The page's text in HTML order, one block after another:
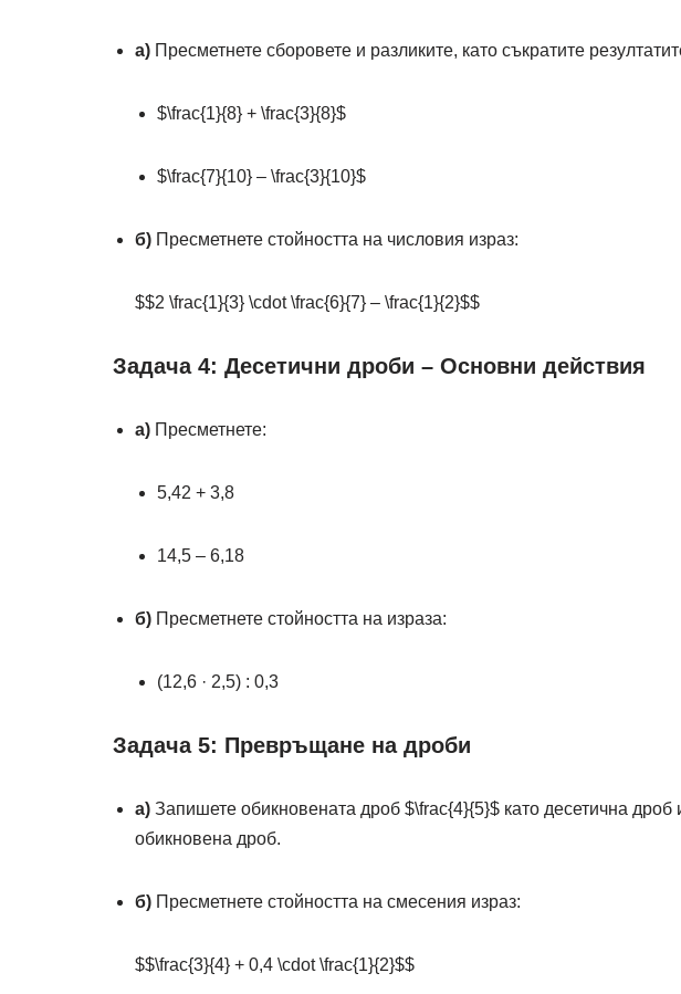
а) Пресметнете сборовете и разликите, като съкратите
$\frac{1}{8} + \frac{3}{8}$
$\frac{7}{10} – \frac{3}{10}$
б) Пресметнете стойността на числовия израз:
$$2 \frac{1}{3} \cdot \frac{6}{7} – \frac{1}{2}$$
Задача 4: Десетични дроби – Основни действия
а) Пресметнете:
5,42 + 3,8
14,5 – 6,18
б) Пресметнете стойността на израза:
(12,6 · 2,5) : 0,3
Задача 5: Превръщане на дроби
а) Запишете обикновената дроб $\frac{4}{5}$ като десетична дроб
обикновена дроб.
б) Пресметнете стойността на смесения израз:
$$\frac{3}{4} + 0,4 \cdot \frac{1}{2}$$